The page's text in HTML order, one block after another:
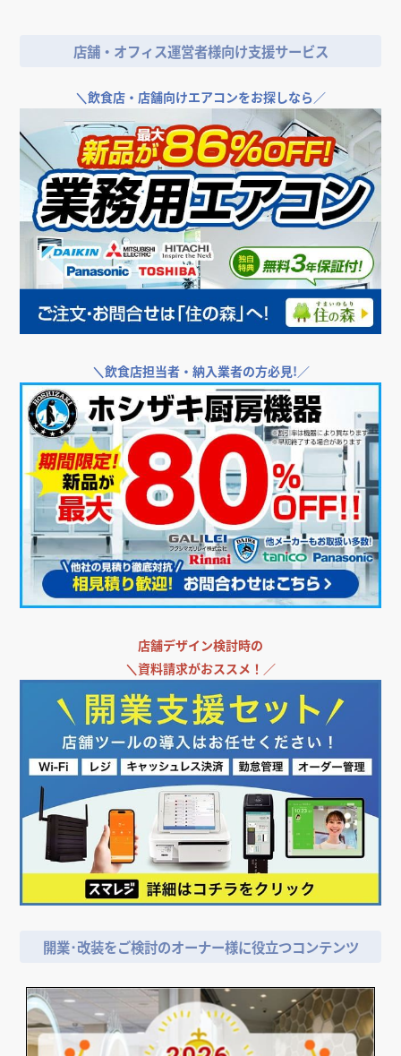
店舗・オフィス運営者様向け支援サービス
＼飲食店・店舗向けエアコンをお探しなら／
＼飲食店担当者・納入業者の方必見!／
店舗デザイン検討時の
＼資料請求がおススメ！／
開業･改装をご検討のオーナー様に役立つコンテンツ